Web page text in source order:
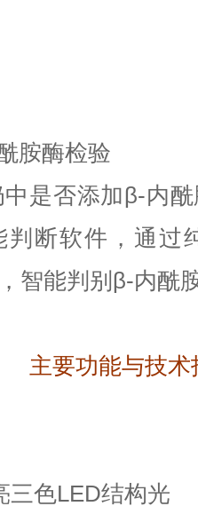
胺酶检验
是否添加β-内
判断软件，通过
智能判别β-内酰
主要功能与技术
三色LED结构光